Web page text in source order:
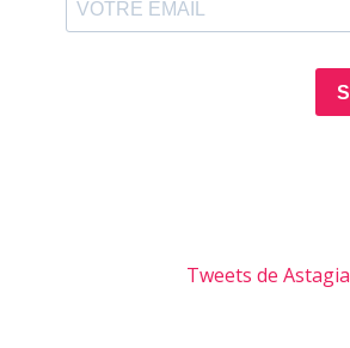
Tweets de Astagia